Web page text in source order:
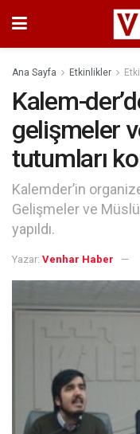
Ana Sayfa Etkinlikler
Kalem-
gelişmeler
tutumları
Kalemder’in
Gelişmeler ve
yapıldı.
Yazar: Venhar Haber